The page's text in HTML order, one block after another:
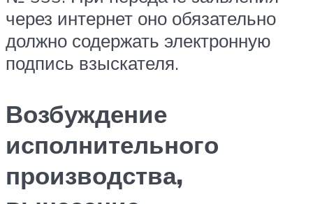
через интернет оно обязательно
должно содержать электронную
подпись взыскателя.
Возбуждение
исполнительного
производства,